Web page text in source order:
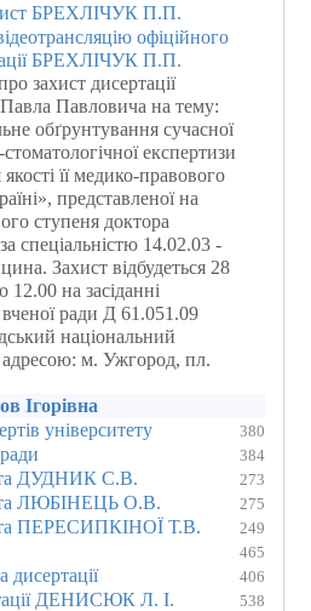
БРЕХЛІЧУК П.П.
офіційного
БРЕХЛІЧУК П.П.
захист дисертації
Павловича на тему:
обґрунтування сучасної
експертизи
її медико-правового
представленої на
ступеня доктора
спеціальністю 14.02.03 -
Захист відбудеться 28
на засіданні
вченої ради Д 61.051.09
національний
адресою: м. Ужгород, пл.
університету
380
384
ДУДНИК С.В. 273
ЛЮБІНЕЦЬ О.В. 275
ПЕРЕСИПКІНОЇ Т.В. 249
465
дисертації 406
ДЕНИСЮК Л. І. 538